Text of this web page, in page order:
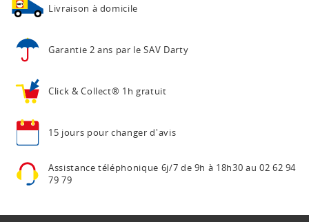
Livraison à domicile
Garantie 2 ans par le SAV Darty
Click & Collect® 1h gratuit
15 jours pour changer d'avis
Assistance téléphonique 6j/7 de 9h à 18h30 au 02 62 94
79 79